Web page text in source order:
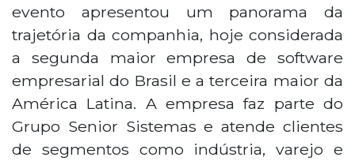
evento apresentou um panorama da
trajetória da companhia, hoje considerada
a segunda maior empresa de software
empresarial do Brasil e a terceira maior da
América Latina. A empresa faz parte do
Grupo Senior Sistemas e atende clientes
de segmentos como indústria, varejo e